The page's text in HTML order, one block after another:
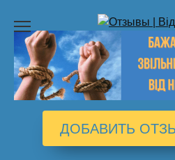
содержанию
ДОБАВИТЬ